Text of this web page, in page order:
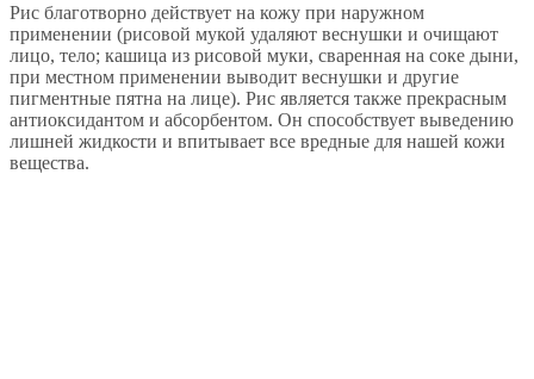
Рис благотворно действует на кожу при наружном
применении (рисовой мукой удаляют веснушки и очищают
лицо, тело; кашица из рисовой муки, сваренная на соке дыни,
при местном применении выводит веснушки и другие
пигментные пятна на лице). Рис является также прекрасным
антиоксидантом и абсорбентом. Он способствует выведению
лишней жидкости и впитывает все вредные для нашей кожи
вещества.